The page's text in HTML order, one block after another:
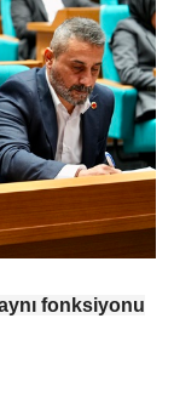
fonksiyonu